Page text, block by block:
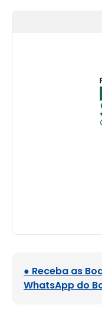
● Receba as
WhatsApp do